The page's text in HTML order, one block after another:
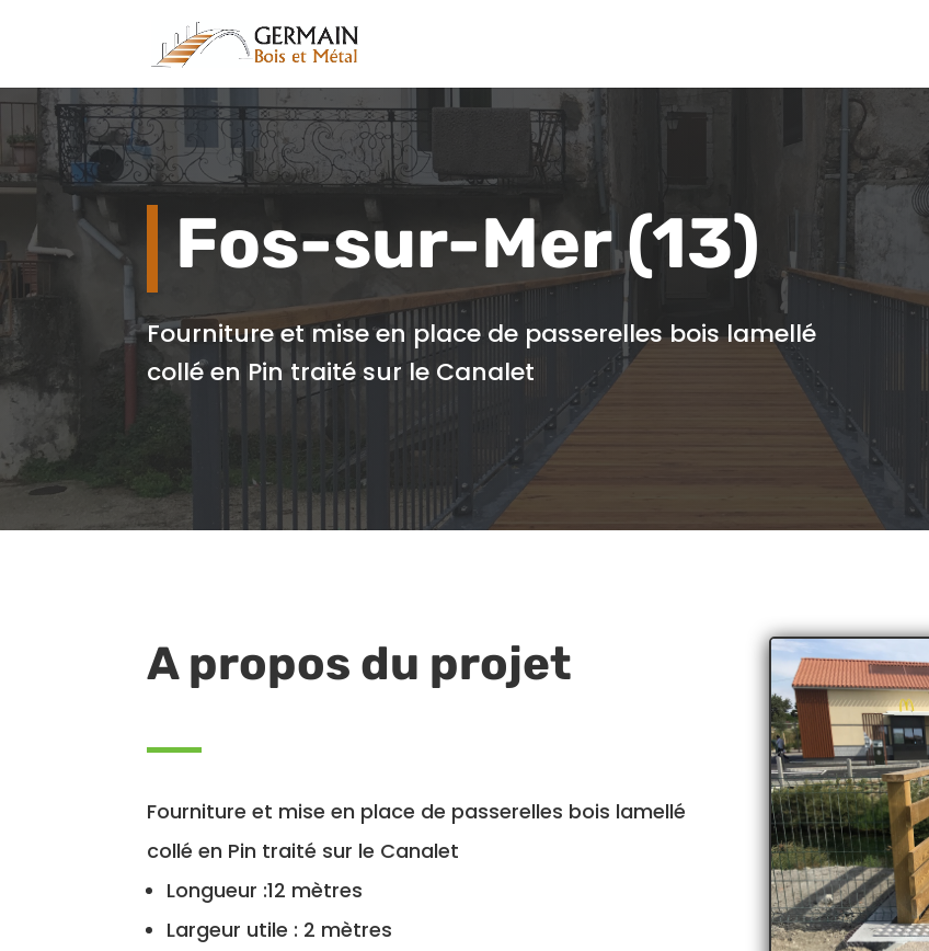
Fos-sur-Mer (13)
Fourniture et mise en place de passerelles bois lamellé
collé en Pin traité sur le Canalet
A propos du projet
Fourniture et mise en place de passerelles bois lamellé
collé en Pin traité sur le Canalet
Longueur :12 mètres
Largeur utile : 2 mètres